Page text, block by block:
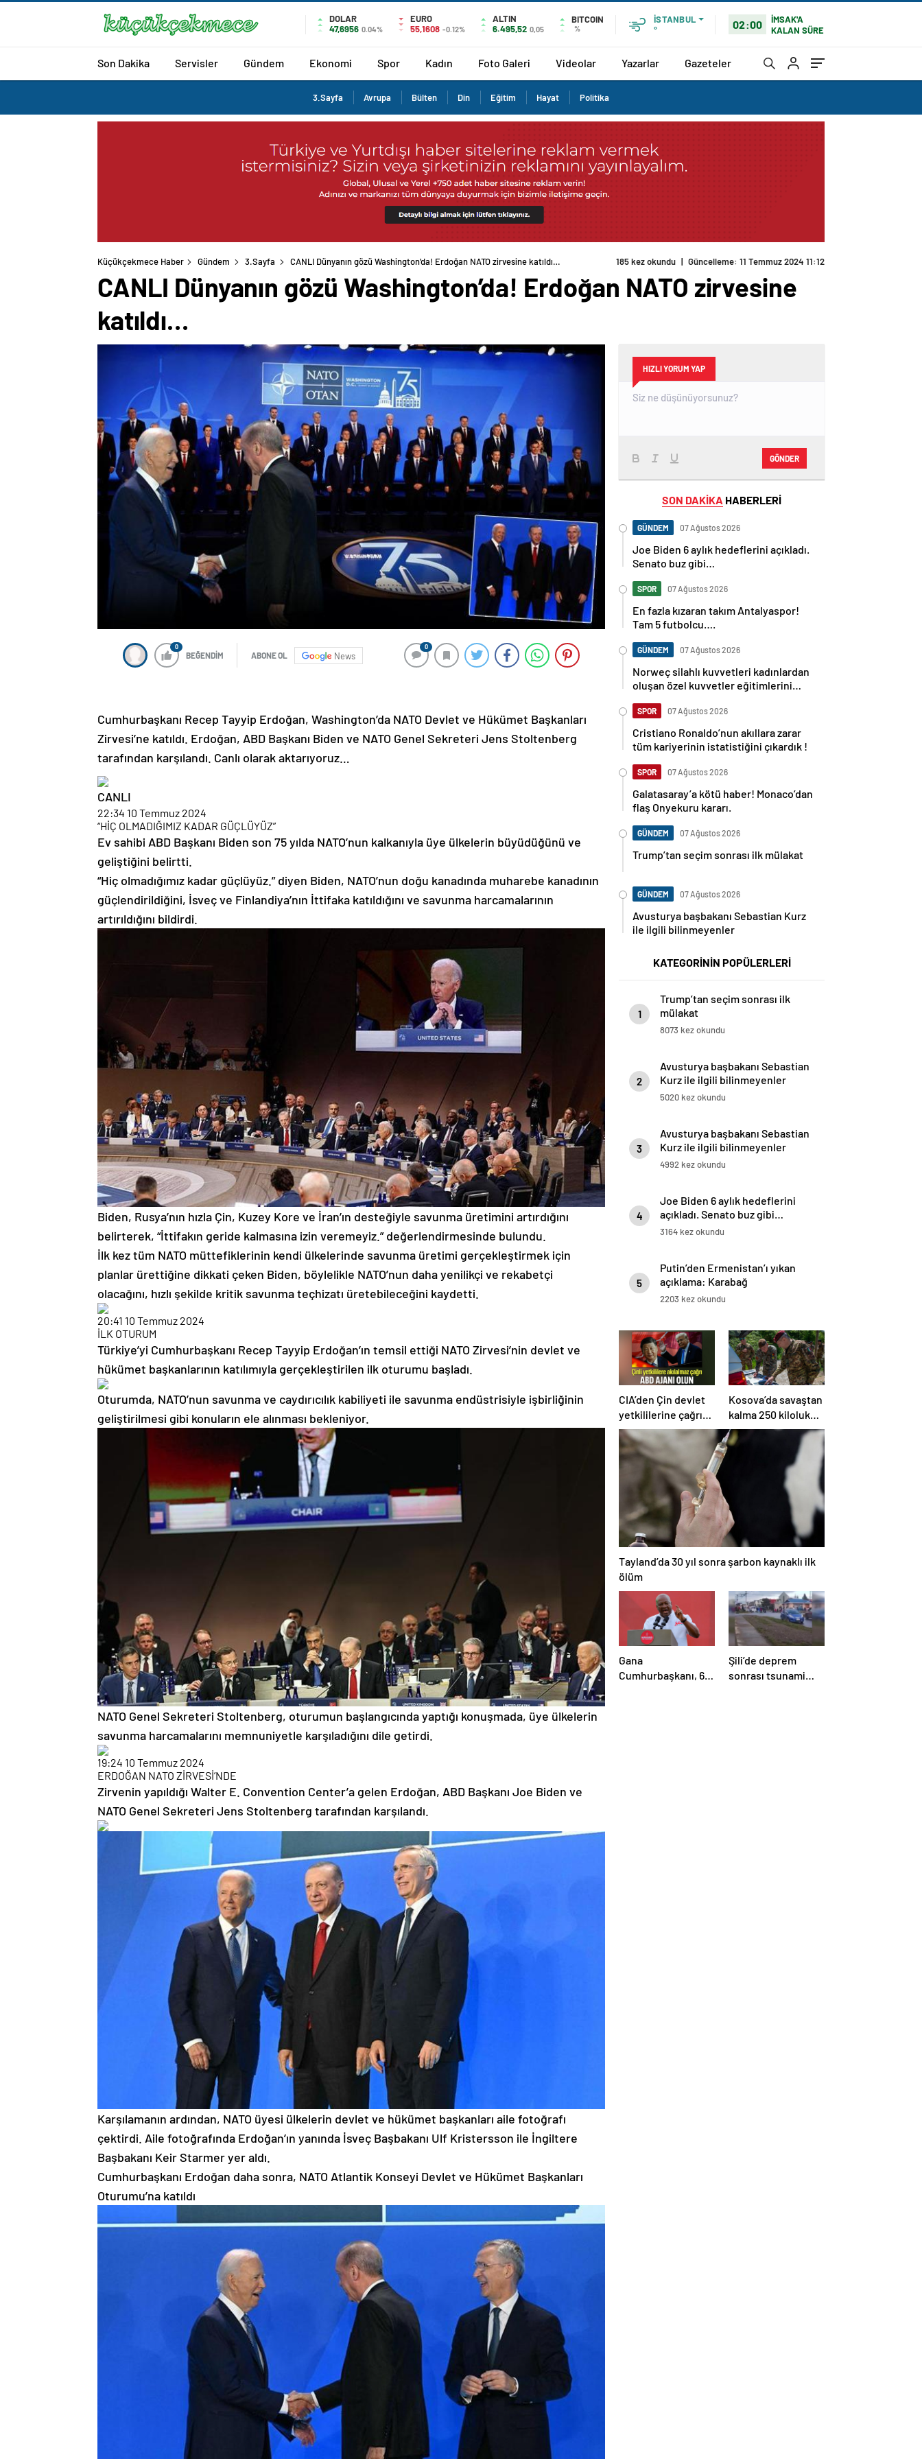
DOLAR
47,6956 0.04%
EURO
55,1608 -0.12%
ALTIN
6.495,52 0,05
BITCOIN
%
İSTANBUL
°
02:00
İMSAK'A
KALAN SÜRE
Son Dakika Servisler Gündem Ekonomi Spor Kadın Foto Galeri Videolar Yazarlar Gazeteler
3.Sayfa Avrupa Bülten Din Eğitim Hayat Politika
Küçükçekmece Haber Gündem 3.Sayfa CANLI Dünyanın gözü Washington’da! Erdoğan NATO zirvesine katıldı… 185 kez okundu | Güncelleme: 11 Temmuz 2024 11:12
CANLI Dünyanın gözü Washington’da! Erdoğan NATO zirvesine
katıldı…
0
BEĞENDİM ABONE OL News
0
Cumhurbaşkanı Recep Tayyip Erdoğan, Washington’da NATO Devlet ve Hükümet Başkanları
Zirvesi’ne katıldı. Erdoğan, ABD Başkanı Biden ve NATO Genel Sekreteri Jens Stoltenberg
tarafından karşılandı. Canlı olarak aktarıyoruz…
CANLI
22:34 10 Temmuz 2024
“HİÇ OLMADIĞIMIZ KADAR GÜÇLÜYÜZ”
Ev sahibi ABD Başkanı Biden son 75 yılda NATO’nun kalkanıyla üye ülkelerin büyüdüğünü ve
geliştiğini belirtti.
“Hiç olmadığımız kadar güçlüyüz.” diyen Biden, NATO’nun doğu kanadında muharebe kanadının
güçlendirildiğini, İsveç ve Finlandiya’nın İttifaka katıldığını ve savunma harcamalarının
artırıldığını bildirdi.
Biden, Rusya’nın hızla Çin, Kuzey Kore ve İran’ın desteğiyle savunma üretimini artırdığını
belirterek, “İttifakın geride kalmasına izin veremeyiz.” değerlendirmesinde bulundu.
İlk kez tüm NATO müttefiklerinin kendi ülkelerinde savunma üretimi gerçekleştirmek için
planlar ürettiğine dikkati çeken Biden, böylelikle NATO’nun daha yenilikçi ve rekabetçi
olacağını, hızlı şekilde kritik savunma teçhizatı üretebileceğini kaydetti.
20:41 10 Temmuz 2024
İLK OTURUM
Türkiye’yi Cumhurbaşkanı Recep Tayyip Erdoğan’ın temsil ettiği NATO Zirvesi’nin devlet ve
hükümet başkanlarının katılımıyla gerçekleştirilen ilk oturumu başladı.
Oturumda, NATO’nun savunma ve caydırıcılık kabiliyeti ile savunma endüstrisiyle işbirliğinin
geliştirilmesi gibi konuların ele alınması bekleniyor.
NATO Genel Sekreteri Stoltenberg, oturumun başlangıcında yaptığı konuşmada, üye ülkelerin
savunma harcamalarını memnuniyetle karşıladığını dile getirdi.
19:24 10 Temmuz 2024
ERDOĞAN NATO ZİRVESİ’NDE
Zirvenin yapıldığı Walter E. Convention Center’a gelen Erdoğan, ABD Başkanı Joe Biden ve
NATO Genel Sekreteri Jens Stoltenberg tarafından karşılandı.
Karşılamanın ardından, NATO üyesi ülkelerin devlet ve hükümet başkanları aile fotoğrafı
çektirdi. Aile fotoğrafında Erdoğan’ın yanında İsveç Başbakanı Ulf Kristersson ile İngiltere
Başbakanı Keir Starmer yer aldı.
Cumhurbaşkanı Erdoğan daha sonra, NATO Atlantik Konseyi Devlet ve Hükümet Başkanları
Oturumu’na katıldı
HIZLI YORUM YAP
GÖNDER
SON DAKİKA HABERLERİ
GÜNDEM 07 Ağustos 2026
Joe Biden 6 aylık hedeflerini açıkladı.
Senato buz gibi…
SPOR 07 Ağustos 2026
En fazla kızaran takım Antalyaspor!
Tam 5 futbolcu….
GÜNDEM 07 Ağustos 2026
Norweç silahlı kuvvetleri kadınlardan
oluşan özel kuvvetler eğitimlerini
SPOR 07 Ağustos 2026
Cristiano Ronaldo’nun akıllara zarar
tüm kariyerinin istatistiğini çıkardık !
SPOR 07 Ağustos 2026
Galatasaray’a kötü haber! Monaco’dan
flaş Onyekuru kararı.
GÜNDEM 07 Ağustos 2026
Trump’tan seçim sonrası ilk mülakat
GÜNDEM 07 Ağustos 2026
Avusturya başbakanı Sebastian Kurz
ile ilgili bilinmeyenler
KATEGORİNİN POPÜLERLERİ
1
Trump’tan seçim sonrası ilk
mülakat
8073 kez okundu
2
Avusturya başbakanı Sebastian
Kurz ile ilgili bilinmeyenler
5020 kez okundu
3
Avusturya başbakanı Sebastian
Kurz ile ilgili bilinmeyenler
4992 kez okundu
4
Joe Biden 6 aylık hedeflerini
açıkladı. Senato buz gibi…
3164 kez okundu
5
Putin’den Ermenistan’ı yıkan
açıklama: Karabağ
Azerbaycan’ın ayrılmaz bir
2203 kez okundu
CIA’den Çin devlet
yetkililerine çağrı:
ABD ajanı olun
Kosova’da savaştan
kalma 250 kiloluk
bomba imha edildi
Tayland’da 30 yıl sonra şarbon kaynaklı ilk
ölüm
Gana
Cumhurbaşkanı, 6
Şili’de deprem
sonrası tsunami